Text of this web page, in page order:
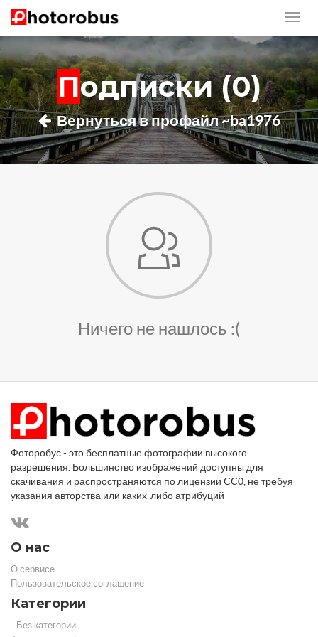
Подписки (0)
Вернуться в профайл ~ba1976
Ничего не нашлось :(
Фоторобус - это бесплатные фотографии высокого
разрешения. Большинство изображений доступны для
скачивания и распространяются по лицензии CC0, не требуя
указания авторства или каких-либо атрибуций
О нас
О сервисе
Пользовательское соглашение
Категории
- Без категории -